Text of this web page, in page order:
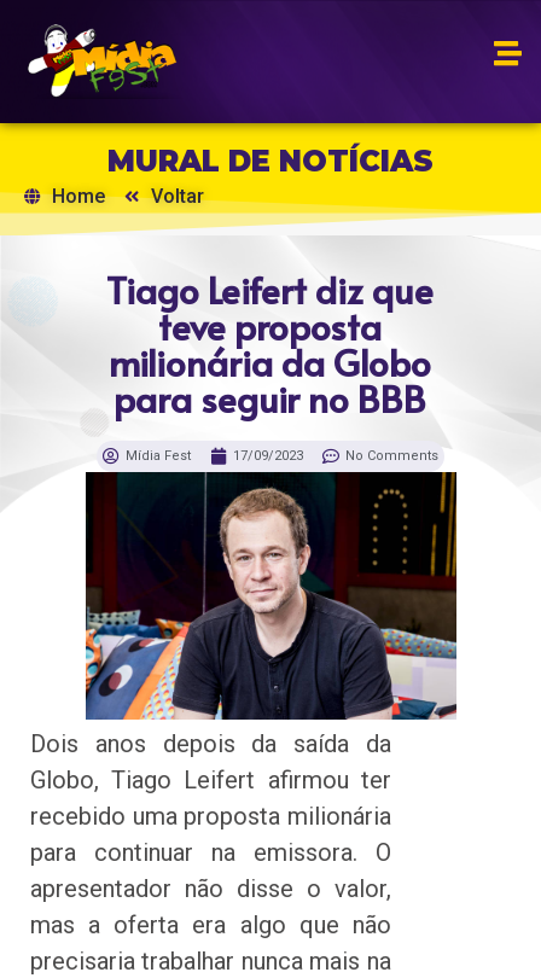
MURAL DE NOTÍCIAS
Home Voltar
Tiago Leifert diz que
teve proposta
milionária da Globo
para seguir no BBB
Mídia Fest 17/09/2023 No Comments
Dois anos depois da saída da
Globo, Tiago Leifert afirmou ter
recebido uma proposta milionária
para continuar na emissora. O
apresentador não disse o valor,
mas a oferta era algo que não
precisaria trabalhar nunca mais na